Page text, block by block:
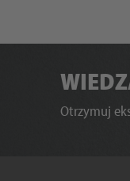
Otrzymuj